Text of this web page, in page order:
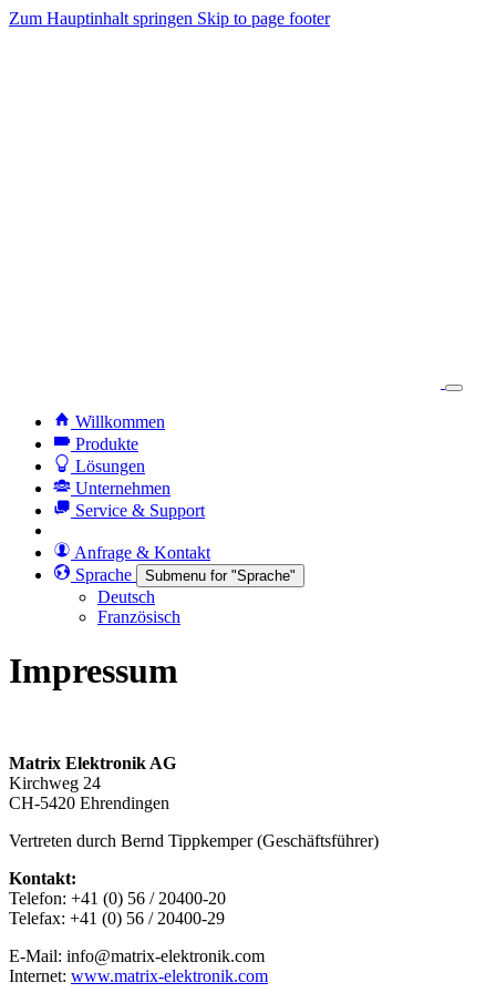
Zum Hauptinhalt springen Skip to page footer
Willkommen
Produkte
Lösungen
Unternehmen
Service & Support
Anfrage & Kontakt
Sprache
Submenu for "Sprache"
Deutsch
Französisch
Impressum
Matrix Elektronik AG
Kirchweg 24
CH-5420 Ehrendingen
Vertreten durch Bernd Tippkemper (Geschäftsführer)
Kontakt:
Telefon: +41 (0) 56 / 20400-20
Telefax: +41 (0) 56 / 20400-29
E-Mail: info@matrix-elektronik.com
Internet: www.matrix-elektronik.com